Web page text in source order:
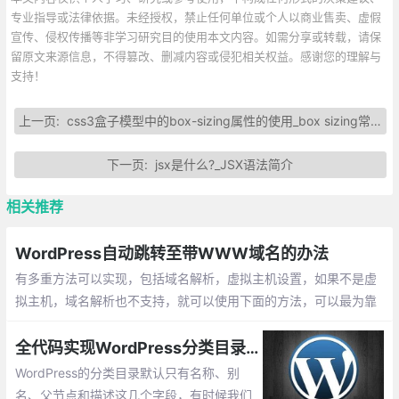
专业指导或法律依据。未经授权，禁止任何单位或个人以商业售卖、虚假
宣传、侵权传播等非学习研究目的使用本文内容。如需分享或转载，请保
留原文来源信息，不得篡改、删减内容或侵犯相关权益。感谢您的理解与
支持！
上一页:css3盒子模型中的box-sizing属性的使用_box sizing常用的3种属性
下一页: jsx是什么?_JSX语法简介
相关推荐
WordPress自动跳转至带WWW域名的办法
有多重方法可以实现，包括域名解析，虚拟主机设置，如果不是虚
拟主机，域名解析也不支持，就可以使用下面的方法，可以最为靠
全代码实现WordPress分类目录和标签添加新的自定义字段
WordPress的分类目录默认只有名称、别
名、父节点和描述这几个字段，有时候我们